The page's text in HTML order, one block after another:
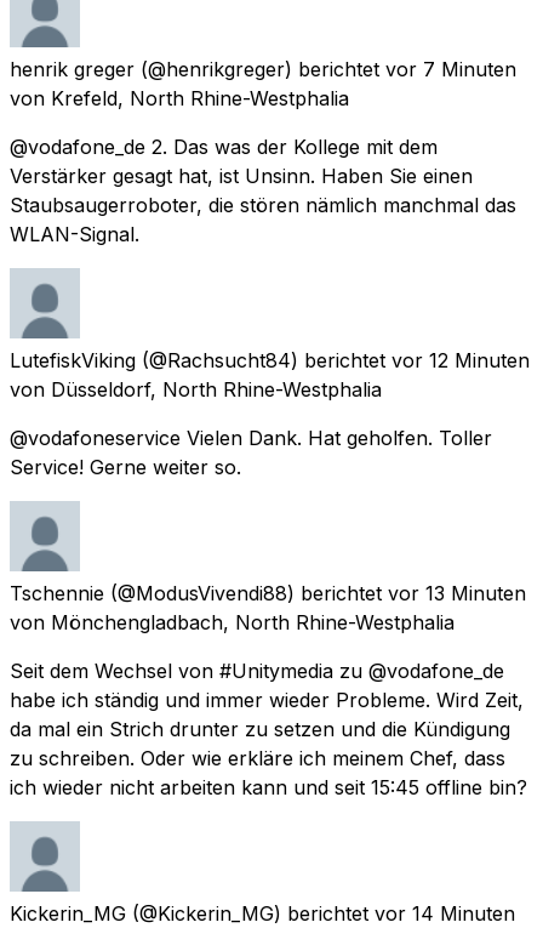
henrik greger (@henrikgreger) berichtet vor 7 Minuten
von Krefeld, North Rhine-Westphalia
@vodafone_de 2. Das was der Kollege mit dem
Verstärker gesagt hat, ist Unsinn. Haben Sie einen
Staubsaugerroboter, die stören nämlich manchmal das
WLAN-Signal.
LutefiskViking (@Rachsucht84) berichtet vor 12 Minuten
von Düsseldorf, North Rhine-Westphalia
@vodafoneservice Vielen Dank. Hat geholfen. Toller
Service! Gerne weiter so.
Tschennie (@ModusVivendi88) berichtet vor 13 Minuten
von Mönchengladbach, North Rhine-Westphalia
Seit dem Wechsel von #Unitymedia zu @vodafone_de
habe ich ständig und immer wieder Probleme. Wird Zeit,
da mal ein Strich drunter zu setzen und die Kündigung
zu schreiben. Oder wie erkläre ich meinem Chef, dass
ich wieder nicht arbeiten kann und seit 15:45 offline bin?
Kickerin_MG (@Kickerin_MG) berichtet vor 14 Minuten